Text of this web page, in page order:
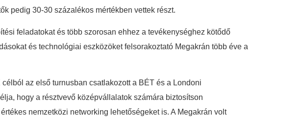
pedig 30-30 százalékos mértékben vettek részt.
feladatokat és több szorosan ehhez a tevékenységhez kötődő
és technológiai eszközöket felsorakoztató Megakrán több éve a
az első turnusban csatlakozott a BÉT és a Londoni
hogy a résztvevő középvállalatok számára biztosítson
nemzetközi networking lehetőségeket is. A Megakrán volt